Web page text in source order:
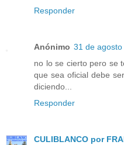
Responder
Anónimo 31 de
no lo se cierto pero se
que sea oficial debe
diciendo...
Responder
CULIBLANCO por